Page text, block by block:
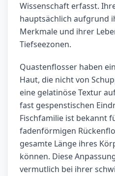
Wissenschaft erfasst.
hauptsächlich aufgrund
Merkmale und ihrer
Tiefseezonen.
Quastenflosser haben
Haut, die nicht von
eine gelatinöse Textur
fast gespenstischen
Fischfamilie ist bekannt
fadenförmigen
gesamte Länge ihres
können. Diese
vermutlich bei ihrer